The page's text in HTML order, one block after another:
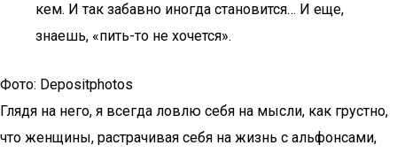
кем. И так забавно иногда становится… И еще,
знаешь, «пить-то не хочется».
Фото: Depositphotos
Глядя на него, я всегда ловлю себя на мысли, как грустно,
что женщины, растрачивая себя на жизнь с альфонсами,